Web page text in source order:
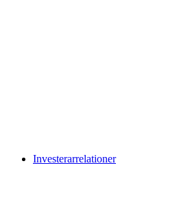
Investerarrelationer